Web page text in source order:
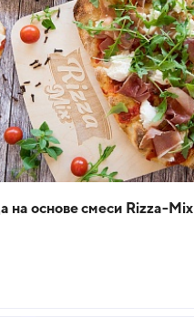
на основе смеси Rizza-Mix